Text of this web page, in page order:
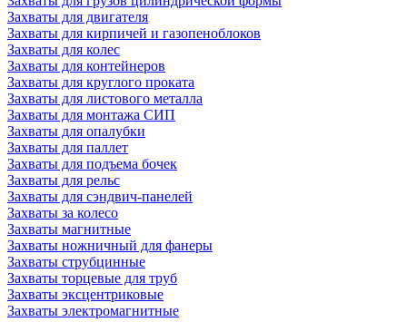
Захваты для двигателя
Захваты для кирпичей и газопеноблоков
Захваты для колес
Захваты для контейнеров
Захваты для круглого проката
Захваты для листового металла
Захваты для монтажа СИП
Захваты для опалубки
Захваты для паллет
Захваты для подъема бочек
Захваты для рельс
Захваты для сэндвич-панелей
Захваты за колесо
Захваты магнитные
Захваты ножничный для фанеры
Захваты струбцинные
Захваты торцевые для труб
Захваты эксцентриковые
Захваты электромагнитные